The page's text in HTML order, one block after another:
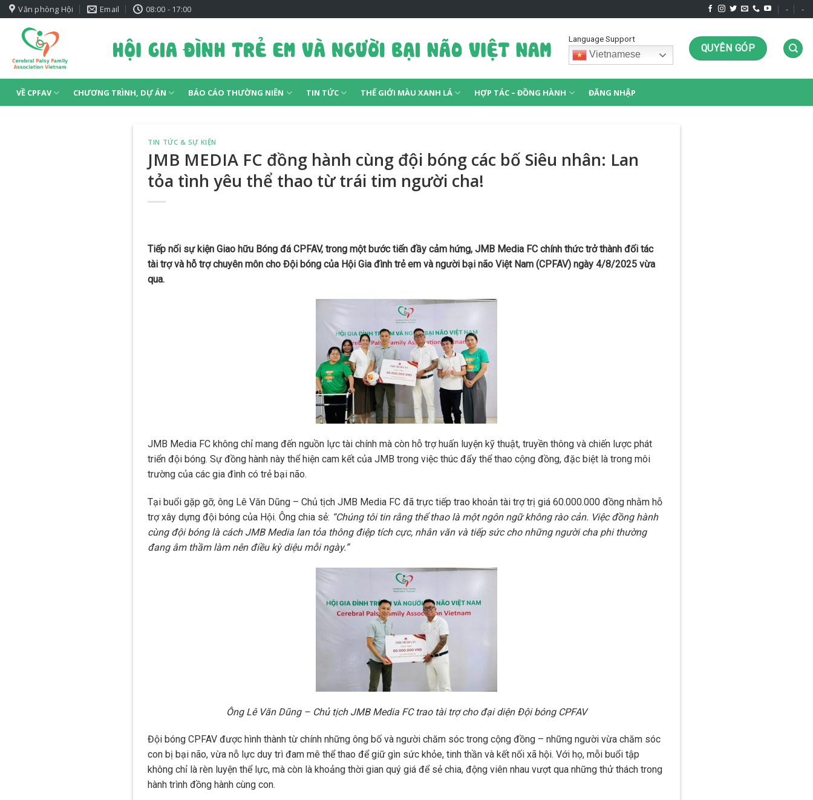
Skip
to
content
Văn phòng Hội Email 08:00 - 17:00 - -
Language Support
Vietnamese QUYÊN GÓP
VỀ CPFAV CHƯƠNG TRÌNH, DỰ ÁN BÁO CÁO THƯỜNG NIÊN TIN TỨC THẾ GIỚI MÀU XANH LÁ HỢP TÁC – ĐỒNG HÀNH ĐĂNG NHẬP
TIN TỨC & SỰ KIỆN
JMB MEDIA FC đồng hành cùng đội bóng các bố Siêu nhân: Lan
tỏa tình yêu thể thao từ trái tim người cha!
Tiếp nối sự kiện Giao hữu Bóng đá CPFAV, trong một bước tiến đầy cảm hứng, JMB Media FC chính thức trở thành đối tác
tài trợ và hỗ trợ chuyên môn cho Đội bóng của Hội Gia đình trẻ em và người bại não Việt Nam (CPFAV) ngày 4/8/2025 vừa
qua.
JMB Media FC không chỉ mang đến nguồn lực tài chính mà còn hỗ trợ huấn luyện kỹ thuật, truyền thông và chiến lược phát
triển đội bóng. Sự đồng hành này thể hiện cam kết của JMB trong việc thúc đẩy thể thao cộng đồng, đặc biệt là trong môi
trường của các gia đình có trẻ bại não.
Tại buổi gặp gỡ, ông Lê Văn Dũng – Chủ tịch JMB Media FC đã trực tiếp trao khoản tài trợ trị giá 60.000.000 đồng nhằm hỗ
trợ xây dựng đội bóng của Hội. Ông chia sẻ: “Chúng tôi tin rằng thể thao là một ngôn ngữ không rào cản. Việc đồng hành
cùng đội bóng là cách JMB Media lan tỏa thông điệp tích cực, nhân văn và tiếp sức cho những người cha phi thường
đang âm thầm làm nên điều kỳ diệu mỗi ngày.”
Ông Lê Văn Dũng – Chủ tịch JMB Media FC trao tài trợ cho đại diện Đội bóng CPFAV
Đội bóng CPFAV được hình thành từ chính những ông bố và người chăm sóc trong cộng đồng – những người vừa chăm sóc
con bị bại não, vừa nỗ lực duy trì đam mê thể thao để giữ gìn sức khỏe, tinh thần và kết nối xã hội. Với họ, mỗi buổi tập
không chỉ là rèn luyện thể lực, mà còn là khoảng thời gian quý giá để sẻ chia, động viên nhau vượt qua những thử thách trong
hành trình đồng hành cùng con.